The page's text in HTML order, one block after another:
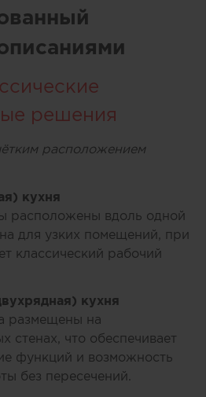
решения
расположением
кухня
расположены вдоль одной
для узких помещений, при
классический рабочий
кухня
размещены на
стенах, что обеспечивает
функций и возможность
без пересечений.